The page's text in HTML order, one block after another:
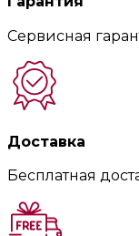
Сервисная
Доставка
Бесплатная